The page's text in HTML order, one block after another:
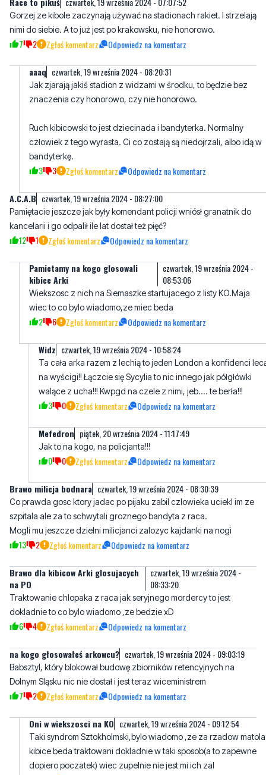
aaaq czwartek, 19 września 2024 - 08:20:31
Jak zjarają jakiś stadion z widzami w środku, to będzie bez
Ruch kibicowski to jest dziecinada i bandyterka. Normalny
człowiek z tego wyrasta. Ci co zostają są niedojrzali, albo idą w
3 3 Zgłoś komentarz Odpowiedz na komentarz
A.C.A.B czwartek, 19 września 2024 - 08:27:00
Pamiętacie jeszcze jak były komendant policji wniósł granatnik do
12 1 Zgłoś komentarz Odpowiedz na komentarz
Pamietamy na kogo glosowali
kibice Arki
czwartek, 19 września 2024 -
08:53:06
wiec to co bylo wiadomo,ze miec beda
2 6 Zgłoś komentarz Odpowiedz na komentarz
Widz czwartek, 19 września 2024 - 10:58:24
Ta cała arka razem z lechią to jeden London a konfidenci
walące z ucha!!! Kwpgd na czele z nimi, jeb.... te berła!!!
3 0 Zgłoś komentarz Odpowiedz na komentarz
Mefedron piątek, 20 września 2024 - 11:17:49
Jak to na kogo, na policjanta!!!
Brawo milicja bodnara czwartek, 19 września 2024 - 08:30:39
Co prawda gosc ktory jadac po pijaku zabil czlowieka uciekl im ze
Mogli mu jeszcze dzielni milicjanci zalozyc kajdanki na nogi
13 2 Zgłoś komentarz Odpowiedz na komentarz
Brawo dla kibicow Arki glosujacych
na PO
czwartek, 19 września 2024 -
08:33:20
dokladnie to co bylo wiadomo ,ze bedzie xD
6 Odpowiedz na komentarz
na kogo głosowałeś arkowcu? czwartek, 19 września 2024 - 09:03:19
Babsztyl, który blokował budowę zbiorników retencyjnych na
7 2 Zgłoś komentarz Odpowiedz na komentarz
Oni w wiekszosci na KO czwartek, 19 września 2024 - 09:12:54
Taki syndrom Sztokholmski,bylo wiadomo ,ze za rzadow matola
dopiero poczatek) wiec zupelnie nie jest mi ich zal
1 1 Zgłoś komentarz Odpowiedz na komentarz
Kwpgd czwartek, 19 września 2024 - 11:50:59